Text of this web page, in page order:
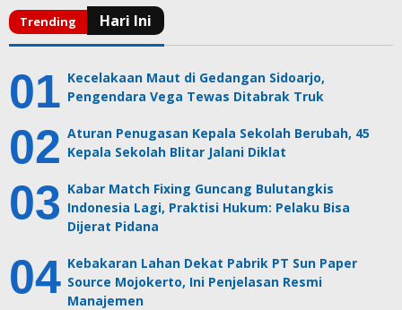
Kecelakaan Maut di Gedangan Sidoarjo,
Pengendara Vega Tewas Ditabrak Truk
Aturan Penugasan Kepala Sekolah Berubah, 45
Kepala Sekolah Blitar Jalani Diklat
Kabar Match Fixing Guncang Bulutangkis
Indonesia Lagi, Praktisi Hukum: Pelaku Bisa
Dijerat Pidana
Kebakaran Lahan Dekat Pabrik PT Sun Paper
Source Mojokerto, Ini Penjelasan Resmi
Manajemen